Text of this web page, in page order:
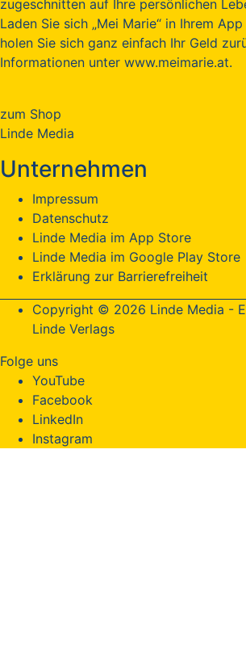
zugeschnitten auf Ihre persönlichen
Laden Sie sich „Mei Marie“ in Ihrem
holen Sie sich ganz einfach Ihr Geld
Informationen unter www.meimarie.at.
zum Shop
Linde Media
Unternehmen
Impressum
Datenschutz
Linde Media im App Store
Linde Media im Google Play Store
Erklärung zur Barrierefreiheit
Copyright © 2026 Linde Media -
Linde Verlags
Folge uns
YouTube
Facebook
LinkedIn
Instagram